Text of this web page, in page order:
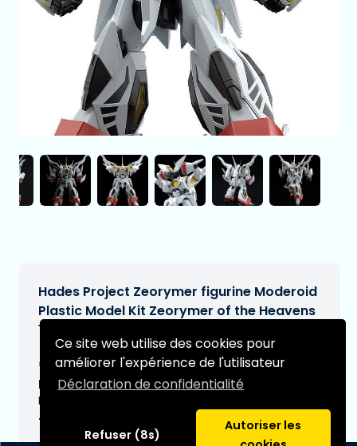
Ce site web utilise des cookies pour
améliorer l'expérience de l'utilisateur
Déclaration de confidentialité
Refuser (8s)
Autoriser les
Hades Project Zeorymer figurine Moderoid
Plastic Model Kit Zeorymer of the Heavens
15 cm
€69,95[Sous réserve de modifications]
Date de livraison prévue:
N/A
Type: